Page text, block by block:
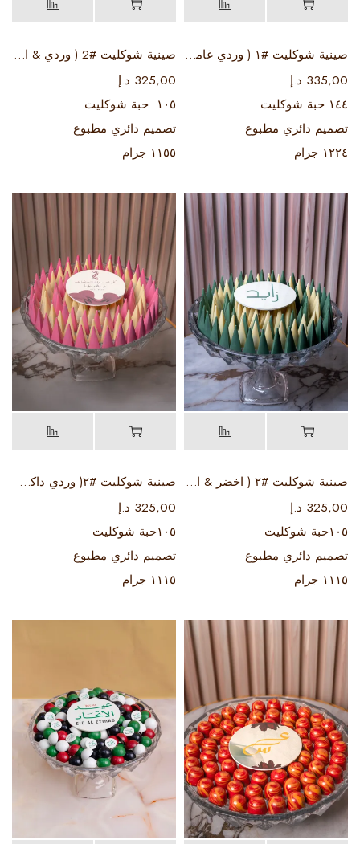
صينية شوكليت #١ ( وردي غامق & ابيض)
335,00 د.إ
١٤٤ حبة شوكليت
تصميم دائري مطبوع
١٢٢٤ جرام
صينية شوكليت #2 ( وردي & ابيض )
325,00 د.إ
١٠٥ حبة شوكليت
تصميم دائري مطبوع
١١٥٥ جرام
صينية شوكليت #٢ ( اخضر & ابيض )
325,00 د.إ
١٠٥حبة شوكليت
تصميم دائري مطبوع
١١١٥ جرام
صينية شوكليت #٢( وردي داكن & ابيض )
325,00 د.إ
١٠٥حبة شوكليت
تصميم دائري مطبوع
١١١٥ جرام